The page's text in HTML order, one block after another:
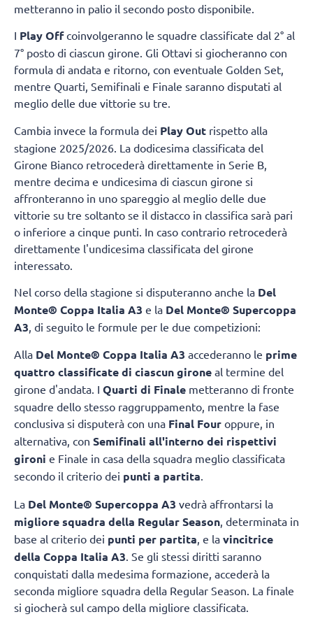
metteranno in palio il secondo posto disponibile.
I Play Offcoinvolgeranno le squadre classificate dal 2° al
7° posto di ciascun girone. Gli Ottavi si giocheranno con
formula di andata e ritorno, con eventuale Golden Set,
mentre Quarti, Semifinali e Finale saranno disputati al
meglio delle due vittorie su tre.
Cambia invece la formula dei Play Out rispetto alla
stagione 2025/2026. La dodicesima classificata del
Girone Bianco retrocederà direttamente in Serie B,
mentre decima e undicesima di ciascun girone si
affronteranno in uno spareggio al meglio delle due
vittorie su tre soltanto se il distacco in classifica sarà pari
o inferiore a cinque punti. In caso contrario retrocederà
direttamente l'undicesima classificata del girone
interessato.
Nel corso della stagione si disputeranno anche la Del
Monte® Coppa Italia A3 e la Del Monte® Supercoppa
A3 , di seguito le formule per le due competizioni:
Alla Del Monte® Coppa Italia A3 accederanno le prime
quattro classificate di ciascun girone al termine del
girone d'andata. I Quarti di Finale metteranno di fronte
squadre dello stesso raggruppamento, mentre la fase
conclusiva si disputerà con una Final Four oppure, in
alternativa, con Semifinali all'interno dei rispettivi
gironi e Finale in casa della squadra meglio classificata
secondo il criterio dei punti a partita.
La Del Monte® Supercoppa A3 vedrà affrontarsi la
migliore squadra della Regular Season , determinata in
base al criterio dei punti per partita , e la vincitrice
della Coppa Italia A3 . Se gli stessi diritti saranno
conquistati dalla medesima formazione, accederà la
seconda migliore squadra della Regular Season. La finale
si giocherà sul campo della migliore classificata.